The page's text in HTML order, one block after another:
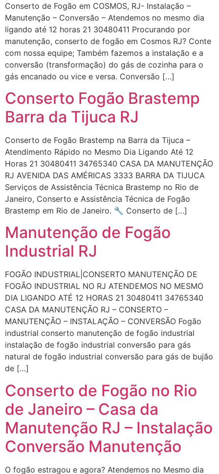
Conserto de Fogão em COSMOS, RJ- Instalação –
Manutenção – Conversão – Atendemos no mesmo dia
ligando até 12 horas 21 30480411 Procurando por
manutenção, conserto de fogão em Cosmos RJ? Conte
com nossa equipe; Também fazemos a instalação e a
conversão (transformação) do gás de cozinha para o
gás encanado ou vice e versa. Conversão […]
Conserto Fogão Brastemp
Barra da Tijuca RJ
Conserto de Fogão Brastemp na Barra da Tijuca –
Atendimento Rápido no Mesmo Dia Ligando Até 12
Horas 21 30480411 34765340 CASA DA MANUTENÇÃO
RJ AVENIDA DAS AMÉRICAS 3333 BARRA DA TIJUCA
Serviços de Assistência Técnica Brastemp no Rio de
Janeiro, Conserto e Assistência Técnica de Fogão
Brastemp em Rio de Janeiro. 🔧 Conserto de […]
Manutenção de Fogão
Industrial RJ
FOGÃO INDUSTRIAL|CONSERTO MANUTENÇÃO DE
FOGÃO INDUSTRIAL NO RJ ATENDEMOS NO MESMO
DIA LIGANDO ATÉ 12 HORAS 21 30480411 34765340
CASA DA MANUTENÇÃO RJ – CONSERTO –
MANUTENÇÃO – INSTALAÇÃO – CONVERSÃO Fogão
industrial conserto manutenção de fogão industrial
instalação de fogão industrial conversão para gás
natural de fogão industrial conversão para gás de bujão
de […]
Conserto de Fogão no Rio
de Janeiro – Casa da
Manutenção RJ – Instalação
Conversão Manutenção
O fogão estragou e agora? Atendemos no Mesmo dia